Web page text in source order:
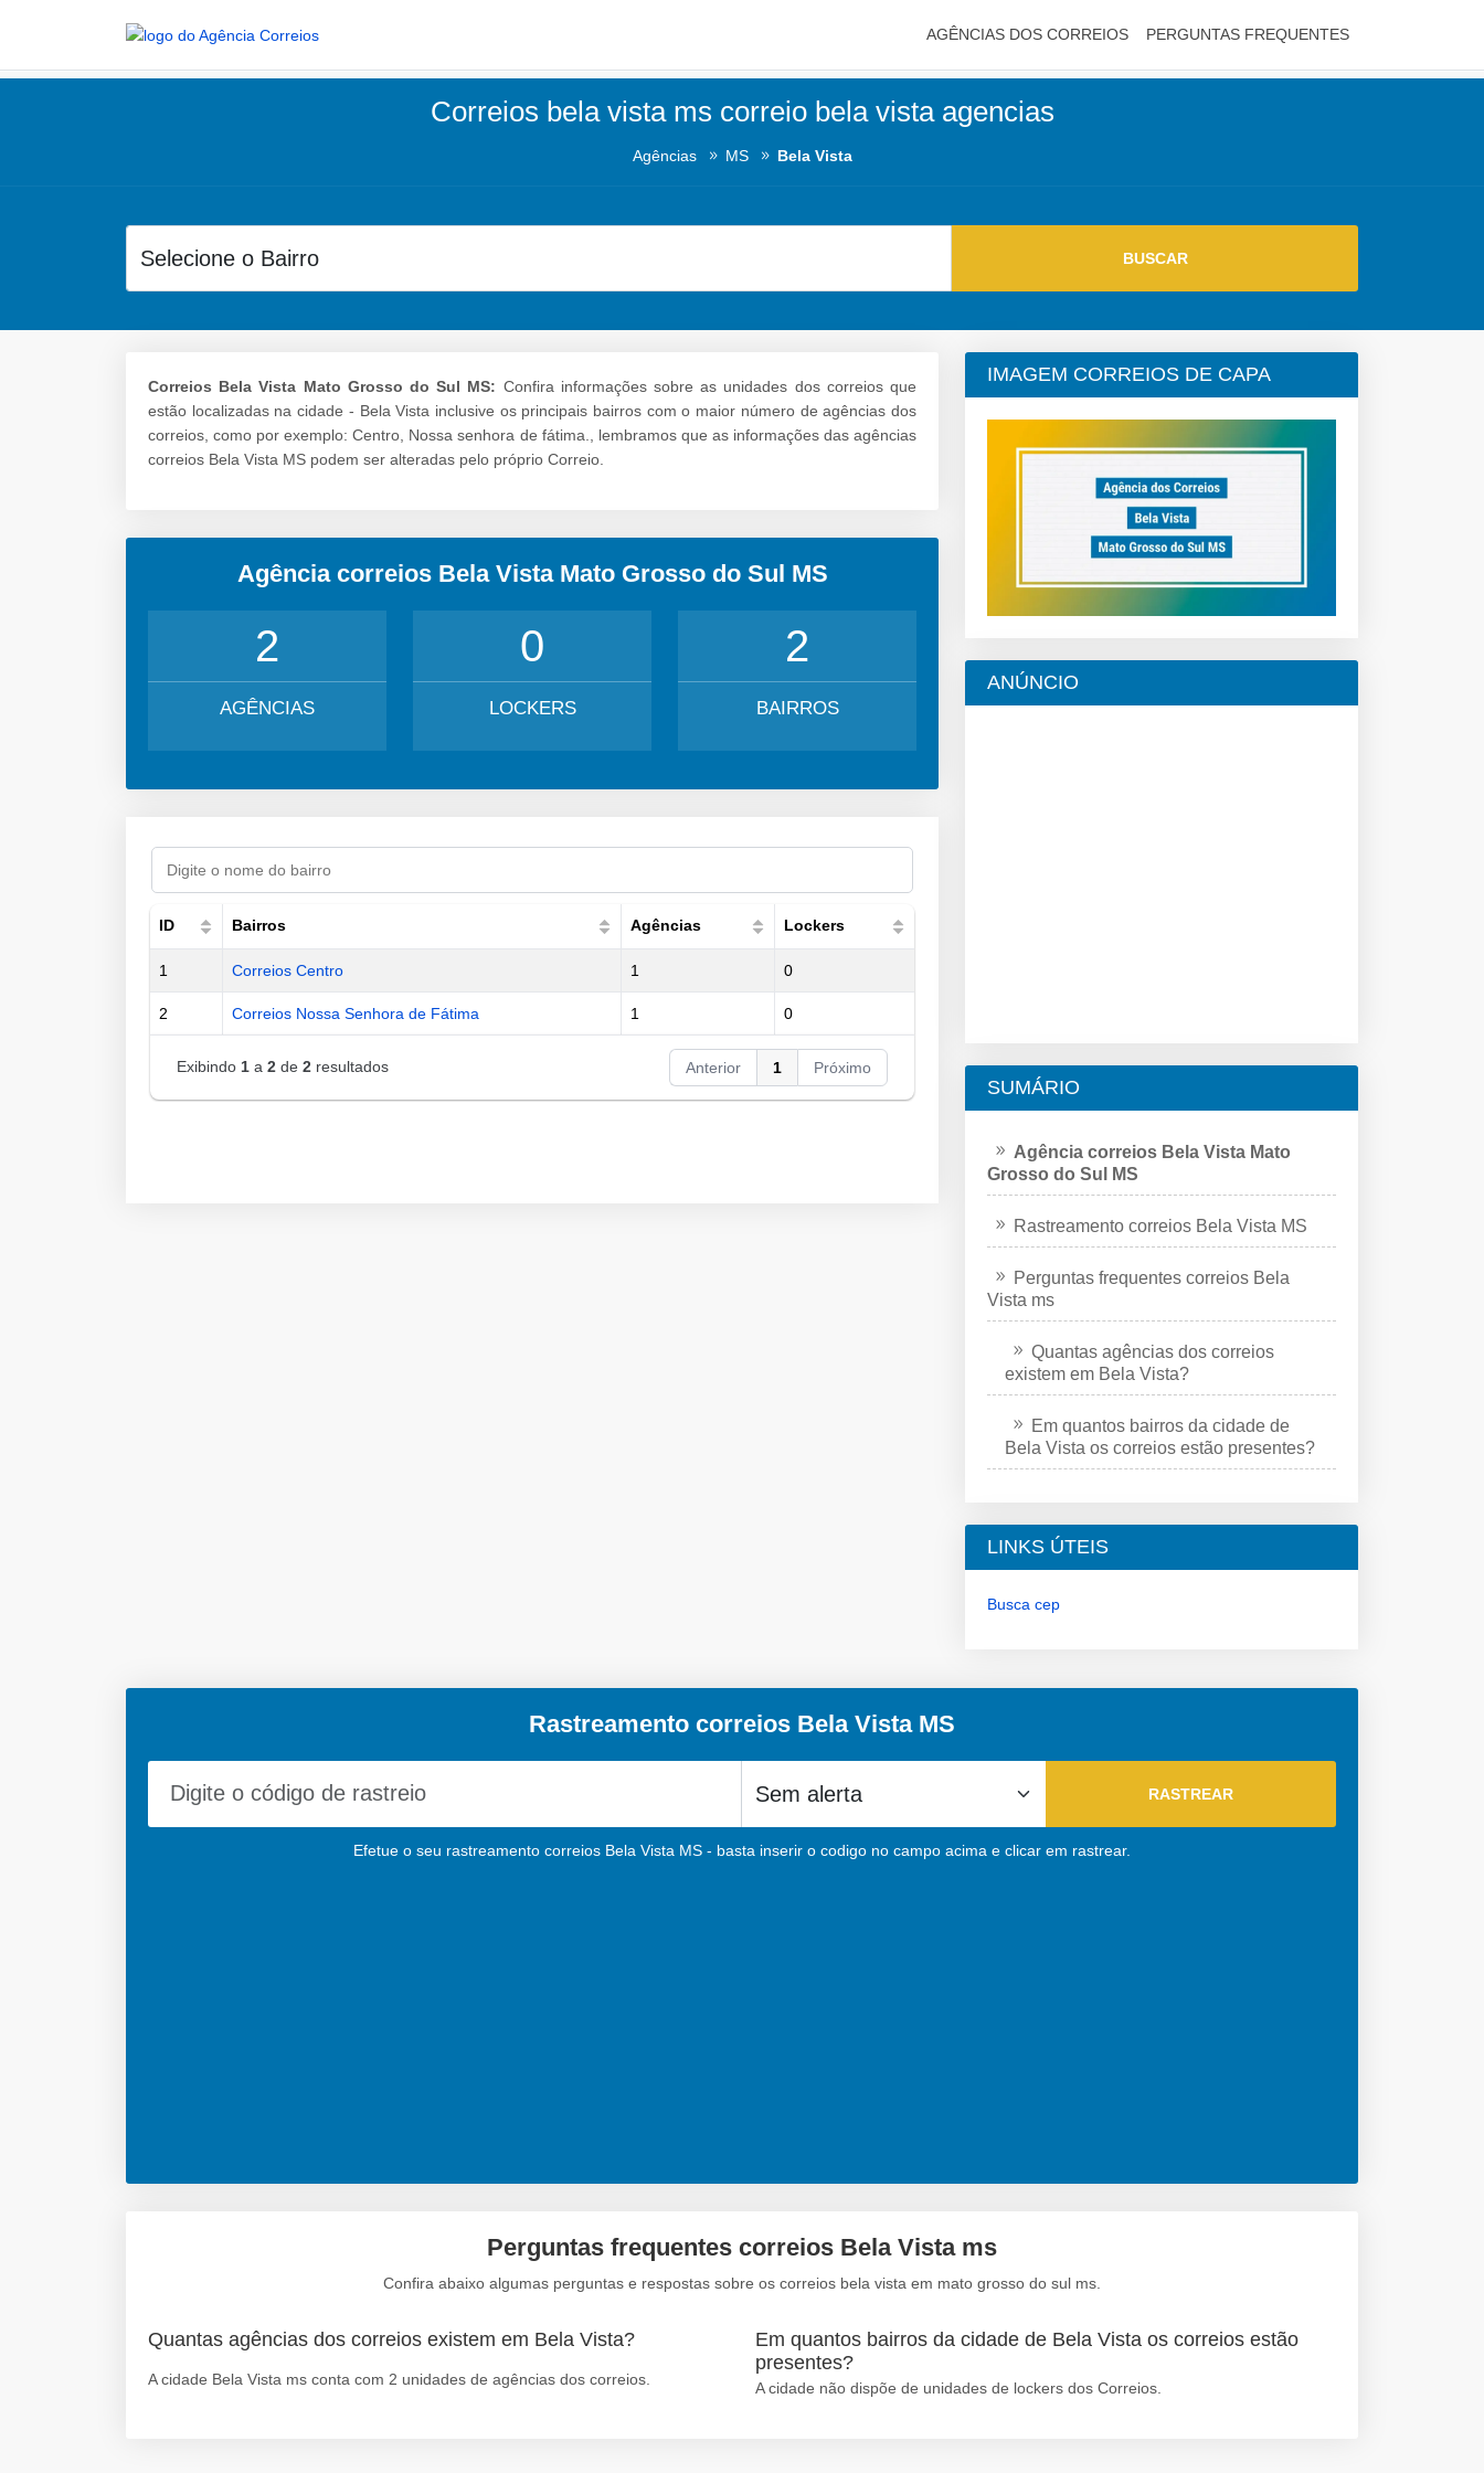
AGÊNCIAS DOS CORREIOS PERGUNTAS FREQUENTES
Correios bela vista ms correio bela vista agencias
Agências MS Bela Vista
Correios Bela Vista Mato Grosso do Sul MS: Confira informações sobre as unidades dos correios que
estão localizadas na cidade - Bela Vista inclusive os principais bairros com o maior número de agências dos
correios, como por exemplo: Centro, Nossa senhora de fátima., lembramos que as informações das agências
correios Bela Vista MS podem ser alteradas pelo próprio Correio.
Agência correios Bela Vista Mato Grosso do Sul MS
2
AGÊNCIAS
0
LOCKERS
2
BAIRROS
ID Bairros Agências Lockers
1 Correios Centro 1 0
2 Correios Nossa Senhora de Fátima 1 0
Exibindo 1 a 2 de 2 resultados Anterior 1 Próximo
IMAGEM CORREIOS DE CAPA
ANÚNCIO
SUMÁRIO
Agência correios Bela Vista Mato
Grosso do Sul MS
Rastreamento correios Bela Vista MS
Perguntas frequentes correios Bela
Vista ms
Quantas agências dos correios
existem em Bela Vista?
Em quantos bairros da cidade de
Bela Vista os correios estão presentes?
LINKS ÚTEIS
Busca cep
Rastreamento correios Bela Vista MS
Efetue o seu rastreamento correios Bela Vista MS - basta inserir o codigo no campo acima e clicar em rastrear.
Perguntas frequentes correios Bela Vista ms
Confira abaixo algumas perguntas e respostas sobre os correios bela vista em mato grosso do sul ms.
Quantas agências dos correios existem em Bela Vista?
A cidade Bela Vista ms conta com 2 unidades de agências dos correios.
Em quantos bairros da cidade de Bela Vista os correios estão
presentes?
A cidade não dispõe de unidades de lockers dos Correios.